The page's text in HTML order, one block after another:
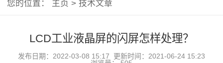
您的位置： 主页 > 技术文章
LCD工业液晶屏的闪屏怎样处理？
发布日期：2022-03-08 15:17 更新时间：2021-06-24 15:23